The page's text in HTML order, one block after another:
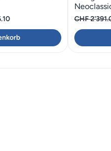
Aktueller
Preis
ist:
CHF